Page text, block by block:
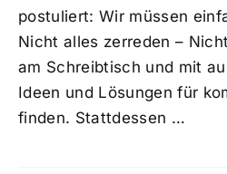
postuliert: Wir müssen
Nicht alles zerreden –
am Schreibtisch und mit
Ideen und Lösungen für
finden. Stattdessen …